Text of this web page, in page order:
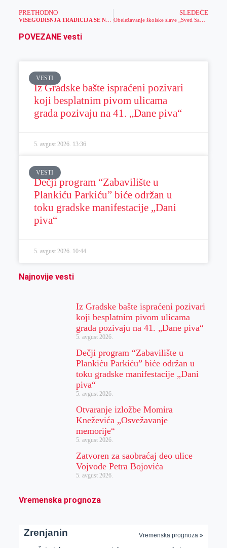
PRETHODNO
VIŠEGODIŠNJA TRADICIJA SE NASTAVILA: Školska slava i Dan solidarnosti obeleženi novom posetom Meridianbeta Kosovu i Metohiji (FOTO)
SLEDEĆE
POVEZANE vesti
VESTI
Iz Gradske bašte ispraćeni pozivari
koji besplatnim pivom ulicama
grada pozivaju na 41. „Dane piva“
5. avgust 2026. 13:36
VESTI
Dečji program “Zabavilište u
Plankiću Parkiću” biće održan u
toku gradske manifestacije „Dani
piva“
5. avgust 2026. 10:44
Najnovije vesti
Iz Gradske bašte ispraćeni pozivari
koji besplatnim pivom ulicama
grada pozivaju na 41. „Dane piva“
5. avgust 2026.
Dečji program “Zabavilište u
Plankiću Parkiću” biće održan u
toku gradske manifestacije „Dani
piva“
5. avgust 2026.
Otvaranje izložbe Momira
Kneževića „Osvežavanje
memorije“
5. avgust 2026.
Zatvoren za saobraćaj deo ulice
Vojvode Petra Bojovića
5. avgust 2026.
Vremenska prognoza